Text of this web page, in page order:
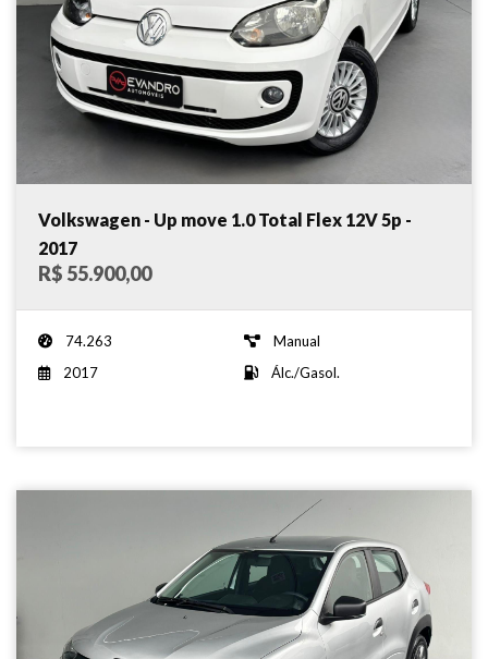
Volkswagen - Up move 1.0 Total Flex 12V 5p -
2017
R$ 55.900,00
74.263
Manual
2017
Álc./Gasol.